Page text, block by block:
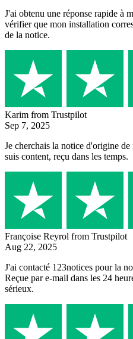
J'ai obtenu une réponse rapide à
vérifier que mon installation
de la notice.
Karim from Trustpilot
Sep 7, 2025
Je cherchais la notice d'origine
suis content, reçu dans les temps.
Françoise Reyrol from Trustpilot
Aug 22, 2025
J'ai contacté 123notices pour la
Reçue par e-mail dans les 24
sérieux.